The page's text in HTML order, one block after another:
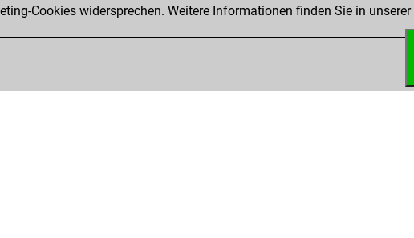
You created your Fritz account Fritz
Cookies widersprechen. Weitere Informationen finden Sie in unserer